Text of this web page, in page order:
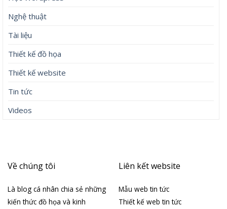
Nghệ thuật
Tài liệu
Thiết kế đồ họa
Thiết kế website
Tin tức
Videos
Về chúng tôi
Là blog cá nhân chia sẻ những
kiến thức đồ họa và kinh
Liên kết website
Mẫu web tin tức
Thiết kế web tin tức